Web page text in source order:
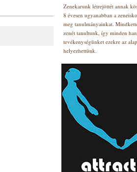
Zenekarunk létrejöttét annak
8 évesen ugyanabban a
meg tanulmányainkat.
zenét tanultunk, így minden
tevékenységünket ezekre az
helyezhettünk.